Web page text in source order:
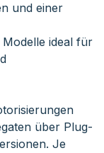
und einer
ideal für
über Plug-
Je